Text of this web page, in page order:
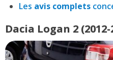
Les avis complets
Dacia Logan 2 (2012-